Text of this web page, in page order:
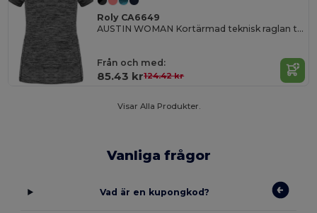
Roly CA6649
AUSTIN WOMAN Kortärmad teknisk raglan t-shirt för kvinnor i polyester tyg
Från och med:
85.43 kr124.42 kr
Visar Alla Produkter.
Vanliga frågor
Vad är en kupongkod?